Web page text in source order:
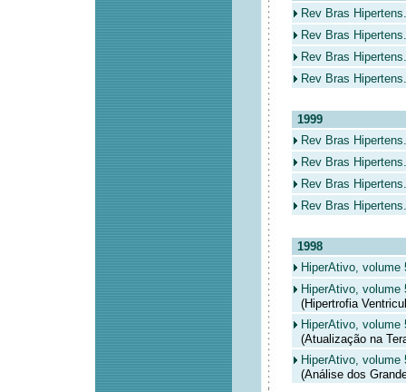
Rev Bras
Rev Bras
Rev Bras
Rev Bras
1999
Rev Bras
Rev Bras
Rev Bras
Rev Bras
1998
HiperAtivo, volume
HiperAtivo, volume
(Hipertrofia
HiperAtivo, volume
(Atualização na
HiperAtivo, volume
(Análise dos